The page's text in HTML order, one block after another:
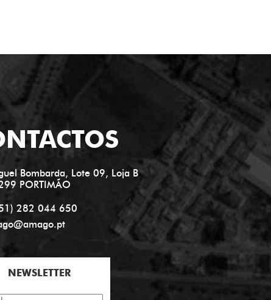
Bombarda, Lote 09, Loja B
PORTIMÃO
282 044 650
NEWSLETTER